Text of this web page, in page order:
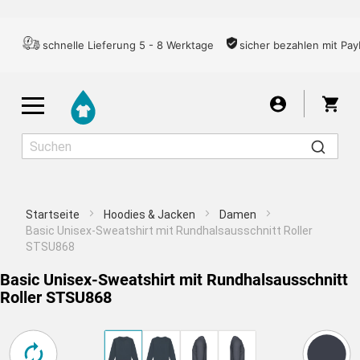
schnelle Lieferung 5 - 8 Werktage sicher bezahlen mit
Herren
T-SHIRTS
LONGSLEEVES
Damen Kinder
Startseite Hoodies & Jacken
Damen
Basic Unisex-Sweatshirt mit Rundhalsausschnitt Roller
STSU868
Basic Unisex-Sweatshirt mit Rundhalsausschnitt
Roller STSU868
Motiv wählen
Übernehmen
Für ein gutes Druckergebnis empfehlen wir Ihnen,
das Bild aufgrund der zu geringen Auflösung nicht
Ich nehme das Risiko in Kauf